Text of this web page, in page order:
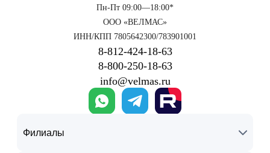
Пн-Пт 09:00—18:00*
ООО «ВЕЛМАС»
ИНН/КПП 7805642300/783901001
8‑812‑424‑18‑63
8‑800‑250‑18‑63
info@velmas.ru
Филиалы